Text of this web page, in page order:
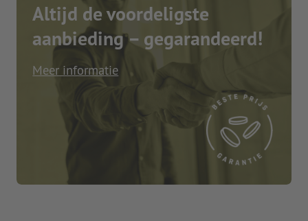
Altijd de voordeligste
aanbieding – gegarandeerd!
Meer informatie